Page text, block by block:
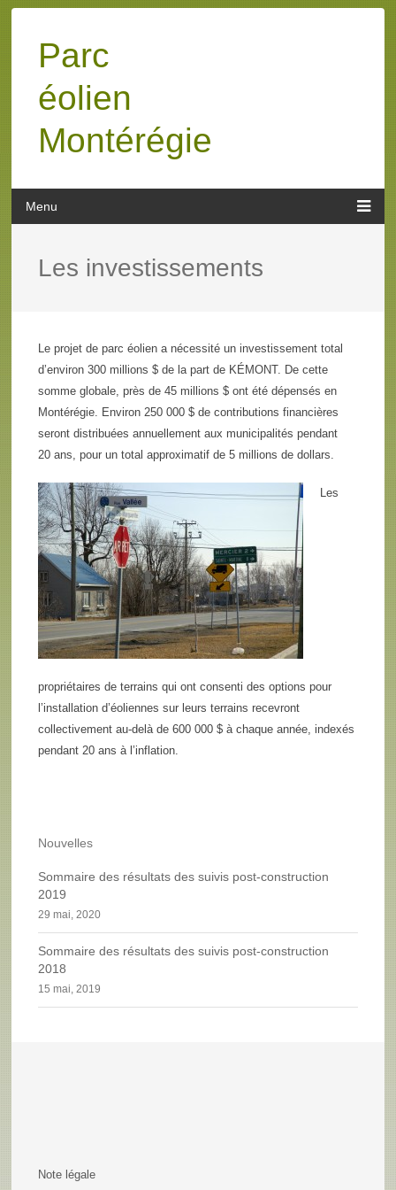
Parc
éolien
Montérégie
Les investissements
Le projet de parc éolien a nécessité un investissement total
d’environ 300 millions $ de la part de KÉMONT. De cette
somme globale, près de 45 millions $ ont été dépensés en
Montérégie. Environ 250 000 $ de contributions financières
seront distribuées annuellement aux municipalités pendant
20 ans, pour un total approximatif de 5 millions de dollars.
Les
propriétaires de terrains qui ont consenti des options pour
l’installation d’éoliennes sur leurs terrains recevront
collectivement au-delà de 600 000 $ à chaque année, indexés
pendant 20 ans à l’inflation.
Nouvelles
Sommaire des résultats des suivis post-construction
2019
29 mai, 2020
Sommaire des résultats des suivis post-construction
2018
15 mai, 2019
Note légale